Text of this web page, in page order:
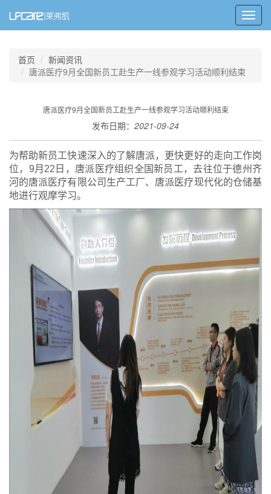
首页
新闻资讯
唐派医疗9月全国新员工赴生产一线参观学习活动顺利结束
唐派医疗9月全国新员工赴生产一线参观学习活动顺利结束
发布日期： 2021-09-24
为帮助新员工快速深入的了解唐派，更快更好的走向工作岗
位，9月22日，唐派医疗组织全国新员工，去往位于德州齐
河的唐派医疗有限公司生产工厂、唐派医疗现代化的仓储基
地进行观摩学习。